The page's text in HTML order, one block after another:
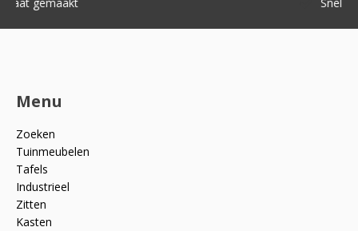
Menu
Zoeken
Tuinmeubelen
Tafels
Industrieel
Zitten
Kasten